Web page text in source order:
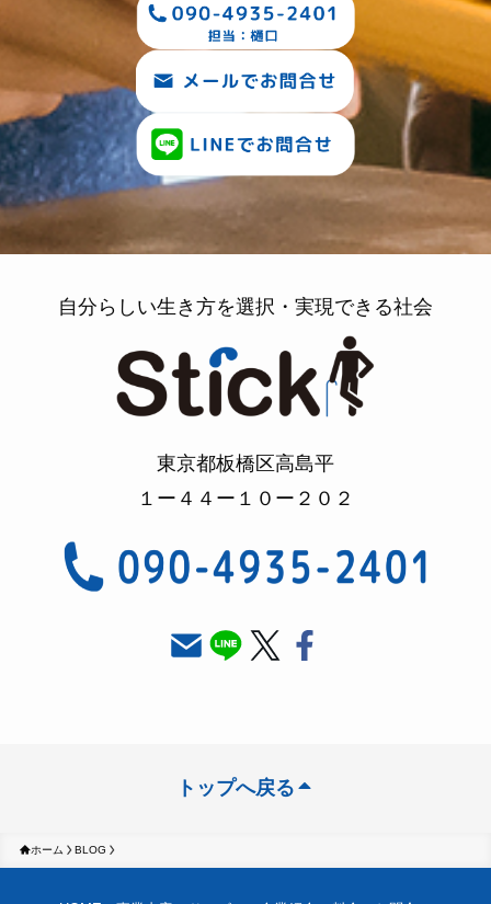
自分らしい生き方を選択・実現できる社会
東京都板橋区高島平
１ー４４ー１０ー２０２
トップへ戻る
ホーム BLOG